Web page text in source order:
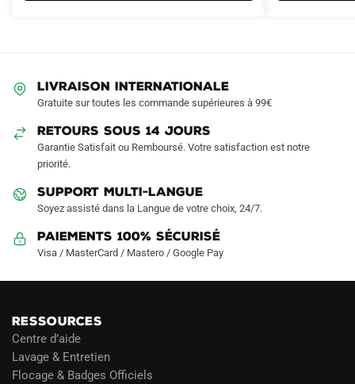
choisies
la
page
produit
LIVRAISON INTERNATIONALE
Gratuite sur toutes les commande supérieures à 99€
RETOURS SOUS 14 JOURS
Garantie Satisfait ou Remboursé. Votre satisfaction est notre
priorité.
SUPPORT MULTI-LANGUE
Soyez assisté dans la Langue de votre choix, 24/7.
Paiements 100% Sécurisé
Visa / MasterCard / Mastero / Google Pay
RESSOURCES
Centre d’aide
Lavage & Entretien
Flocage & Badges Officiels